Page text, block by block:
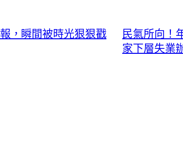
，瞬間被時光狠狠戳
民氣所向！
家下層失業